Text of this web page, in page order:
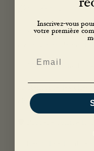
⚡ Stimule le cuir
💧 Nettoie et
chute
Inscrivez-vous
votre première